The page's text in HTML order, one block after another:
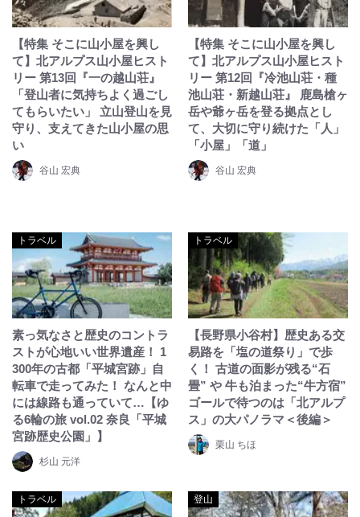
【特集 そこに山小屋を興し
て】北アルプス山小屋ヒスト
リー 第13回『一の越山荘』
「登山者に気持ちよく過ごし
てもらいたい」 立山登山を見
守り、支えてきた山小屋の思
い
谷山 宏典
【特集 そこに山小屋を興し
て】北アルプス山小屋ヒスト
リー 第12回『冷池山荘・種
池山荘・新越山荘』 鹿島槍ヶ
岳や爺ヶ岳を登る拠点とし
て、大切に守り続けた「人」
「小屋」「道」
谷山 宏典
トラベル
素っ気なさと歴史のコントラ
ストが心地いい世界遺産！ 1
300年の古都「平城宮跡」自
転車で走ってみた！ なんと中
には線路も通っていて…【ゆ
る6輪の旅 vol.02 奈良「平城
宮跡歴史公園」】
杉山 元洋
トラベル
【長野県小谷村】歴史ある交
易路を「塩の道祭り」で歩
く！ 古道の面影が残る“石
畳” や 牛も泊まった“牛方宿”
ゴールで待つのは「北アルプ
ス」の大パノラマ＜後編＞
栗山 ちほ
トラベル 登山